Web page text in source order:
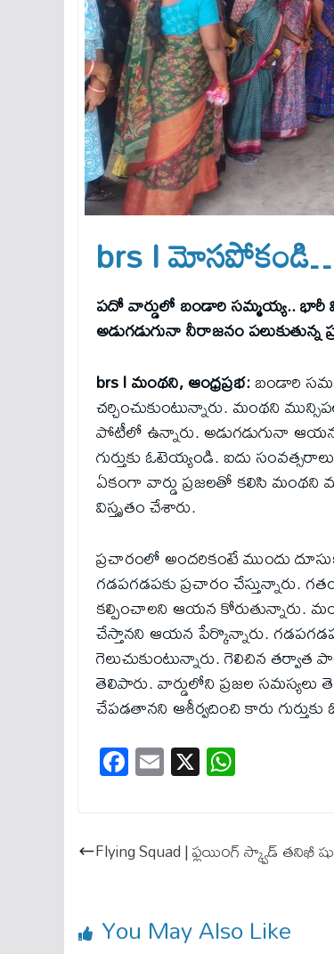
brs l
పదో వార్డులో బండారి సమ్మయ్య.. భారీ
అడుగడుగునా నీరాజనం పలుకుతున్న
brs l మంథని, ఆంధ్రప్రభ:బండారి
చర్చించుకుంటున్నారు. మంథని
పోటీలో ఉన్నారు. అడుగడుగునా ఆయన
గుర్తుకు ఓటెయ్యండి. ఐదు
ఏకంగా వార్డు ప్రజలతో కలిసి మంథని
విస్తృతం చేశారు.
ప్రచారంలో అందరికంటే ముందు
గడపగడపకు ప్రచారం
కల్పించాలని ఆయన కోరుతున్నారు.
చేస్తానని ఆయన పేర్కొన్నారు.
గెలుచుకుంటున్నారు. గెలిచిన
తెలిపారు. వార్డులోని ప్రజల సమస్యలు
చేపడతానని ఆశీర్వదించి కారు
Fa
ce
ok
E
m
X
A
pp
Flying Squad | ఫ్లయింగ్ స్క్వాడ్ తనిఖీ
You May Also Like